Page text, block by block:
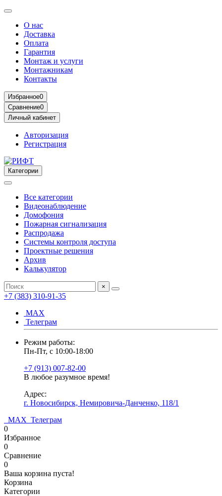
О нас
Доставка
Оплата
Гарантия
Монтаж и услуги
Монтажникам
Контакты
Избранное0
Сравнение0
Личный кабинет
Авторизация
Регистрация
Категории
Все категории
Видеонаблюдение
Домофония
Пожарная сигнализация
Распродажа
Системы контроля доступа
Проектные решения
Архив
Калькулятор
×
+7 (383) 310-91-35
МАХ
Телеграм
Режим работы:
Пн-Пт, с 10:00-18:00
+7 (913) 007-82-00
В любое разумное время!
Адрес:
г. Новосибирск, Немировича-Данченко, 118/1
МАХ Телеграм
0
Избранное
0
Сравнение
0
Ваша корзина пуста!
Корзина
Категории